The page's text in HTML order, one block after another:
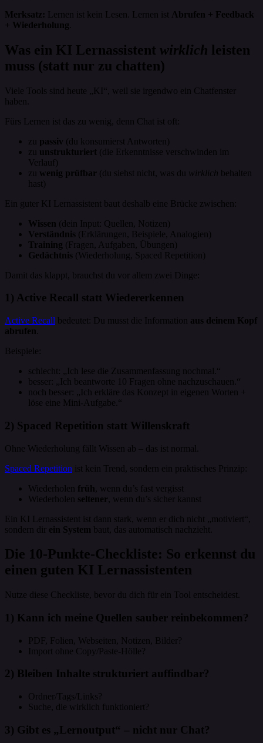
Merksatz: Lernen ist kein Lesen. Lernen ist Abrufen + Feedback
+ Wiederholung
Was ein KI Lernassistent wirklich leisten
muss (statt nur zu chatten)
Viele Tools sind heute „KI“, weil sie irgendwo ein Chatfenster
haben.
Fürs Lernen ist das zu wenig, denn Chat ist oft:
zu passiv (du konsumierst Antworten)
zu unstrukturiert (die Erkenntnisse verschwinden im
Verlauf)
zu wenig prüfbar (du siehst nicht, was du wirklich behalten
hast)
Ein guter KI Lernassistent baut deshalb eine Brücke zwischen:
Wissen (dein Input: Quellen, Notizen)
Verständnis (Erklärungen, Beispiele, Analogien)
Training (Fragen, Aufgaben, Übungen)
Gedächtnis (Wiederholung, Spaced Repetition)
Damit das klappt, brauchst du vor allem zwei Dinge:
1) Active Recall statt Wiedererkennen
Active Recall bedeutet: Du musst die Information aus deinem Kopf
abrufen
Beispiele:
schlecht: „Ich lese die Zusammenfassung nochmal.“
besser: „Ich beantworte 10 Fragen ohne nachzuschauen.“
noch besser: „Ich erkläre das Konzept in eigenen Worten +
löse eine Mini-Aufgabe.“
2) Spaced Repetition statt Willenskraft
Ohne Wiederholung fällt Wissen ab – das ist normal.
Spaced Repetition ist kein Trend, sondern ein praktisches Prinzip:
Wiederholen früh, wenn du’s fast vergisst
Wiederholen seltener, wenn du’s sicher kannst
Ein KI Lernassistent ist dann stark, wenn er dich nicht „motiviert“,
sondern dir ein System baut, das automatisch nachzieht.
Die 10-Punkte-Checkliste: So erkennst du
einen guten KI Lernassistenten
Nutze diese Checkliste, bevor du dich für ein Tool entscheidest.
1) Kann ich meine Quellen sauber reinbekommen?
PDF, Folien, Webseiten, Notizen, Bilder?
Import ohne Copy/Paste-Hölle?
2) Bleiben Inhalte strukturiert auffindbar?
Ordner/Tags/Links?
Suche, die wirklich funktioniert?
3) Gibt es „Lernoutput“ – nicht nur Chat?